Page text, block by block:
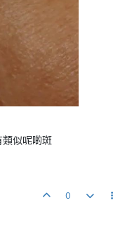
似呢啲斑
0